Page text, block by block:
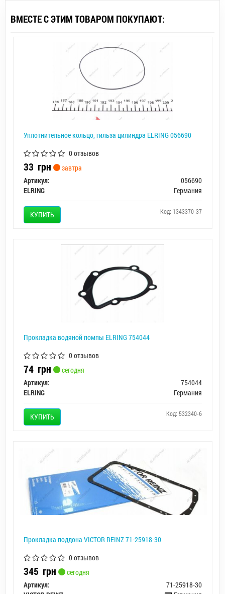
ВМЕСТЕ С ЭТИМ ТОВАРОМ ПОКУПАЮТ:
Уплотнительное кольцо, гильза цилиндра ELRING 056690
0 отзывов
33 грн
завтра
Артикул:
056690
ELRING
Германия
КУПИТЬ Код: 1343370-37
Прокладка водяной помпы ELRING 754044
0 отзывов
74 грн
сегодня
Артикул:
754044
ELRING
Германия
КУПИТЬ Код: 532340-6
Прокладка поддона VICTOR REINZ 71-25918-30
0 отзывов
345 грн
сегодня
Артикул:
71-25918-30